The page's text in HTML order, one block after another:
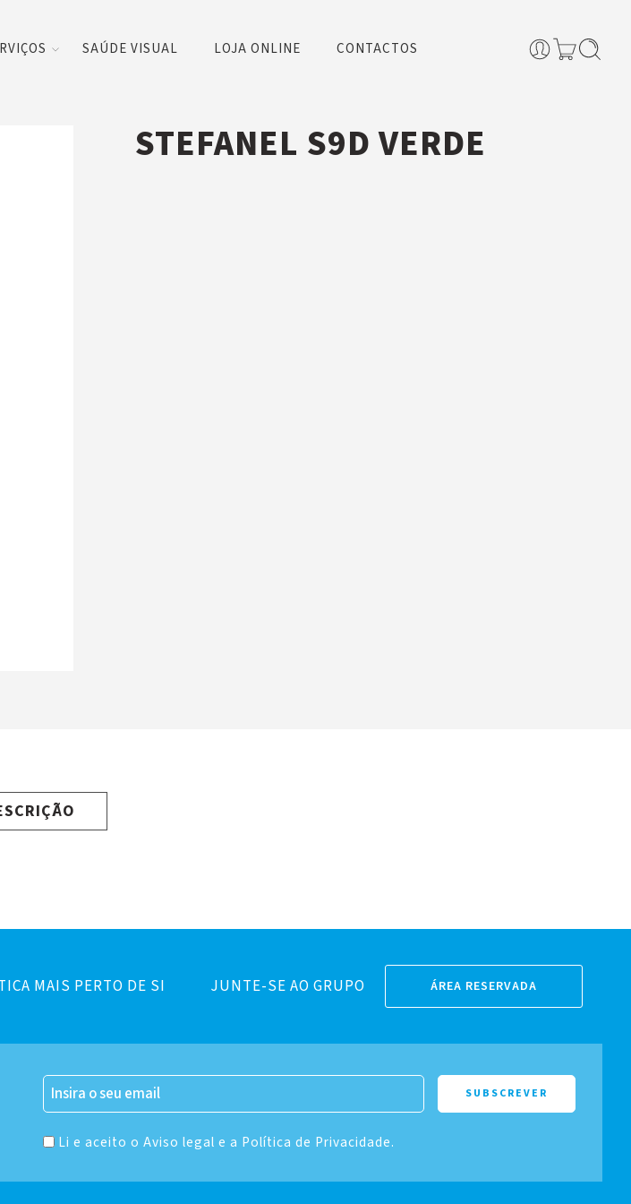
SAÚDE VISUAL LOJA ONLINE CONTACTOS
STEFANEL S9D VERDE
MAIS PERTO DE SI JUNTE-SE AO GRUPO ÁREA RESERVADA
Li e aceito o Aviso legal e a Política de Privacidade.